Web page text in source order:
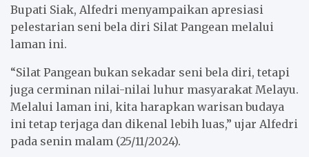
Bupati Siak, Alfedri menyampaikan apresiasi
pelestarian seni bela diri Silat Pangean melalui
laman ini.
“Silat Pangean bukan sekadar seni bela diri, tetapi
juga cerminan nilai-nilai luhur masyarakat Melayu.
Melalui laman ini, kita harapkan warisan budaya
ini tetap terjaga dan dikenal lebih luas,” ujar Alfedri
pada senin malam (25/11/2024).